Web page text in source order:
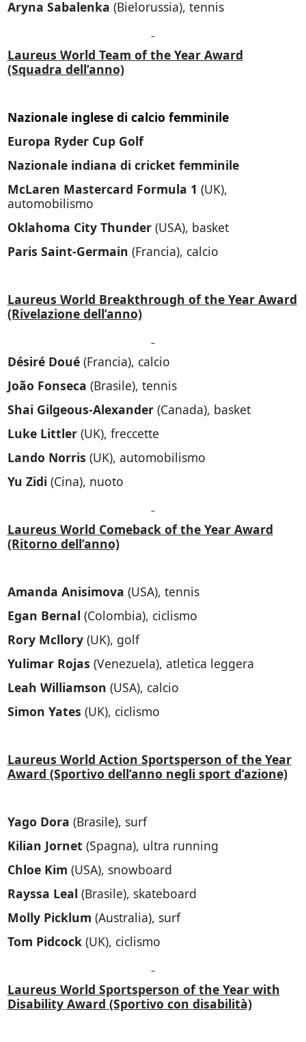
Aryna Sabalenka (Bielorussia), tennis
Laureus World Team of the Year Award
(Squadra dell’anno)
Nazionale inglese di calcio femminile
Europa Ryder Cup Golf
Nazionale indiana di cricket femminile
McLaren Mastercard Formula 1 (UK),
automobilismo
Oklahoma City Thunder (USA), basket
Paris Saint-Germain (Francia), calcio
Laureus World Breakthrough of the Year Award
(Rivelazione dell’anno)
Désiré Doué (Francia), calcio
João Fonseca (Brasile), tennis
Shai Gilgeous-Alexander (Canada), basket
Luke Littler (UK), freccette
Lando Norris (UK), automobilismo
Yu Zidi (Cina), nuoto
Laureus World Comeback of the Year Award
(Ritorno dell’anno)
Amanda Anisimova (USA), tennis
Egan Bernal (Colombia), ciclismo
Rory Mcllory (UK), golf
Yulimar Rojas (Venezuela), atletica leggera
Leah Williamson (USA), calcio
Simon Yates (UK), ciclismo
Laureus World Action Sportsperson of the Year
Award (Sportivo dell’anno negli sport d’azione)
Yago Dora (Brasile), surf
Kilian Jornet (Spagna), ultra running
Chloe Kim (USA), snowboard
Rayssa Leal (Brasile), skateboard
Molly Picklum (Australia), surf
Tom Pidcock (UK), ciclismo
Laureus World Sportsperson of the Year with
Disability Award (Sportivo con disabilità)